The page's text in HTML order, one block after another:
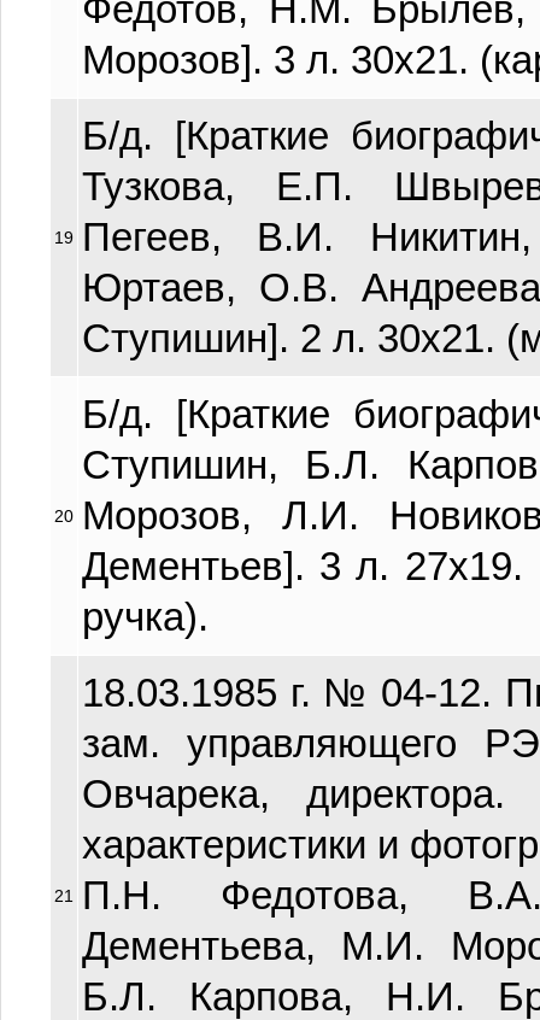
Федотов, Н.М.
Морозов]. 3 л. 30х21.
19
Б/д. [Краткие
Тузкова, Е.П.
Пегеев, В.И.
Юртаев, О.В.
Ступишин]. 2 л. 30х21.
20
Б/д. [Краткие
Ступишин, Б.Л.
Морозов, Л.И.
Дементьев]. 3 л.
ручка).
21
18.03.1985 г. № 04-12.
зам. управляющего
Овчарека, директора.
характеристики и
П.Н. Федотова,
Дементьева, М.И.
Б.Л. Карпова, Н.И.